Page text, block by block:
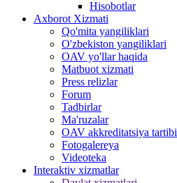
Hisobotlar
Аxborot Xizmati
Qo'mita yangiliklari
O'zbekiston yangiliklari
OAV yo'llar haqida
Matbuot xizmati
Press relizlar
Forum
Tadbirlar
Ma'ruzalar
OAV akkreditatsiya tartibi
Fotogalereya
Videoteka
Interaktiv xizmatlar